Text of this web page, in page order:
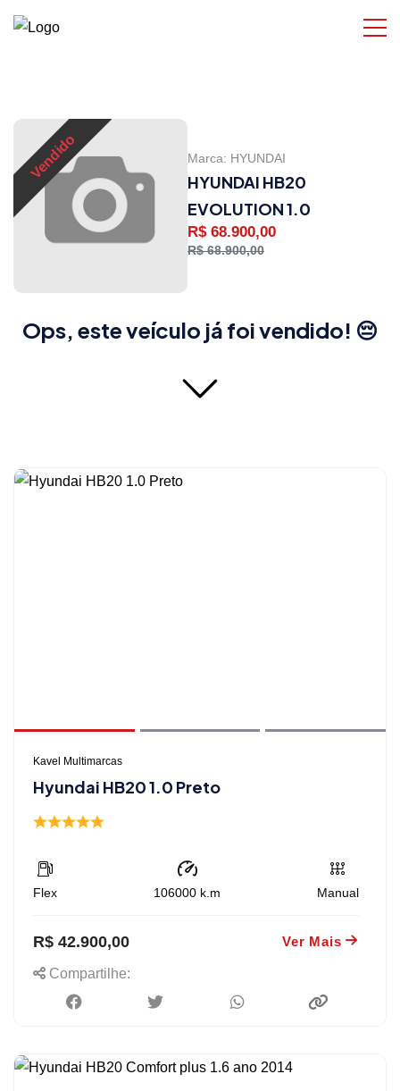
Vendido Marca: HYUNDAI
HYUNDAI HB20
EVOLUTION 1.0
R$ 68.900,00
R$ 68.900,00
Ops, este veículo já foi vendido! 😔
Kavel Multimarcas
Hyundai HB20 1.0 Preto
Flex 106000 k.m Manual
R$ 42.900,00 Ver Mais
Compartilhe: